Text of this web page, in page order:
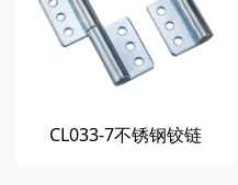
CL033-7不锈钢铰链